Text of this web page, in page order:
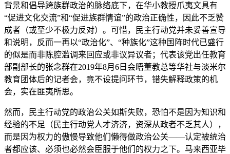
背景和倡导跨族群政治的脉络底下，在华小教授爪夷文具有
“促进文化交流”和“促进族群情谊”的政治正确性，因此不乏赞
成者（或至少不极力反对）。可惜，民主行动党并未妥善宣导
和说明，反而一再以“政治化”、“种族化”这种国阵时代已盛行
的似是而非陈腔滥调来回应或非议异议者；代表该党出任教育
部副部长的张念群在2019年8月6日会晤董教总等华社与淡米尔
教育团体后的记者会，竟不设提问环节，错失解释政策的机
会，实在匪夷所思。
然而，民主行动党的政治公关如斯失败，恐怕不是因为知识和
经验的不足（民主行动党人才济济，资深从政者不乏其人），
而是因为权力的傲慢导致他们懒得做政治公关――认定被统治
者都应该、必须也必然会臣服于他们的权力之下。马来西亚毕